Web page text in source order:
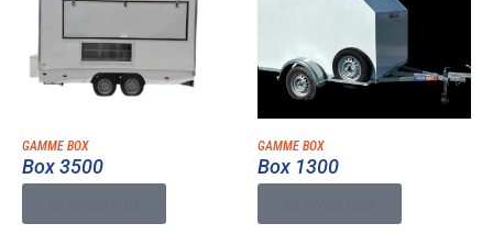
GAMME BOX
Box 3500
GAMME BOX
Box 1300